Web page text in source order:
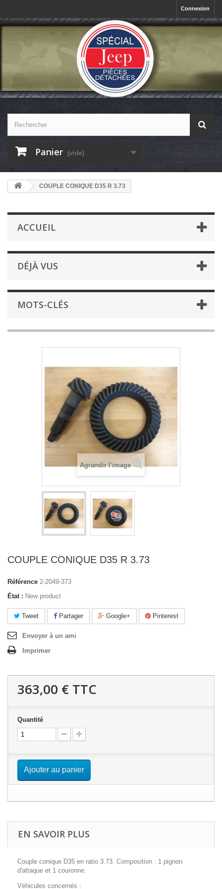
Connexion
Panier (vide)
COUPLE CONIQUE D35 R 3.73
ACCUEIL
DÉJÀ VUS
MOTS-CLÉS
Agrandir l'image
COUPLE CONIQUE D35 R 3.73
Référence 2-2049-373
État : New product
Tweet Partager Google+ Pinterest
Envoyer à un ami
Imprimer
363,00 € TTC
Quantité
Ajouter au panier
EN SAVOIR PLUS
Couple conique D35 en ratio 3.73. Composition : 1 pignon
d'attaque et 1 couronne.
Véhicules concernés :